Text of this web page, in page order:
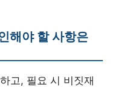
해야 할 사항은
고, 필요 시 비짓재